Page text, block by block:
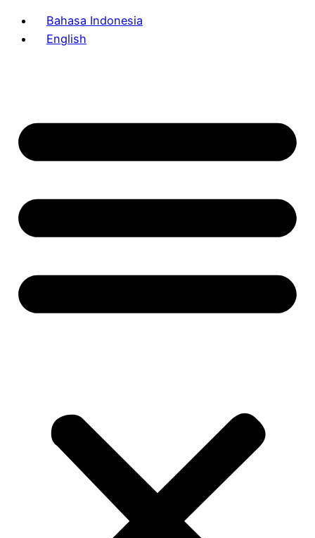
Bahasa Indonesia
English